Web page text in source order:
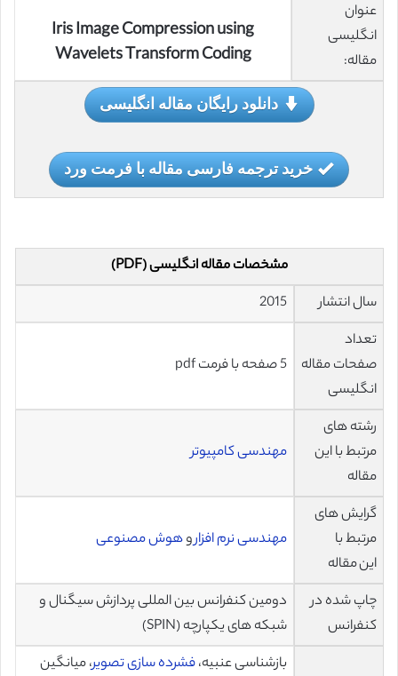
عنوان
انگلیسی
مقاله:
Iris Image Compression using
Wavelets Transform Coding
دانلود رایگان مقاله انگلیسی
خرید ترجمه فارسی مقاله با فرمت ورد
مشخصات مقاله انگلیسی (PDF)
سال انتشار
2015
تعداد
صفحات مقاله
انگلیسی
5 صفحه با فرمت pdf
رشته های
مرتبط با این
مقاله
مهندسی کامپیوتر
گرایش های
مرتبط با
این مقاله
مهندسی نرم افزاروهوش مصنوعی
چاپ شده در
کنفرانس
دومین کنفرانس بین المللی پردازش سیگنال و
شبکه های یکپارچه (SPIN)
بازشناسی عنبیه،فشرده سازی تصویر، میانگین